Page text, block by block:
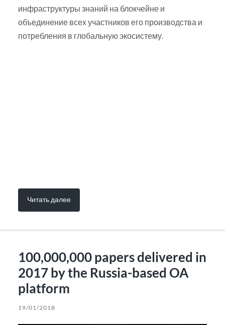
инфраструктуры знаний на блокчейне и
объединение всех участников его производства и
потребления в глобальную экосистему.
Читать далее
100,000,000 papers delivered in
2017 by the Russia-based OA
platform
19/01/2018